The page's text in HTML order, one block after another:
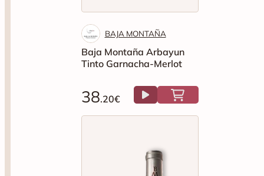
Tinto Garnacha-Merlot
38